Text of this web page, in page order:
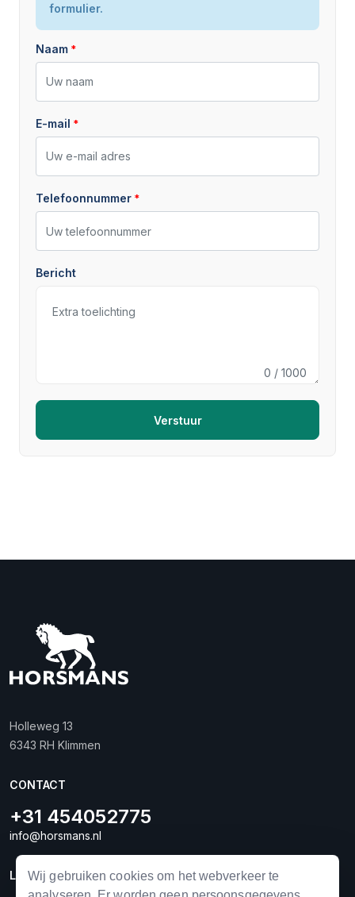
Wij gebruiken cookies om het webverkeer te
formulier.
Naam
E-mail
Telefoonnummer
Bericht
0 / 1000
Verstuur
Holleweg 13
6343 RH Klimmen
CONTACT
+31 454052775
info@horsmans.nl
LINKS